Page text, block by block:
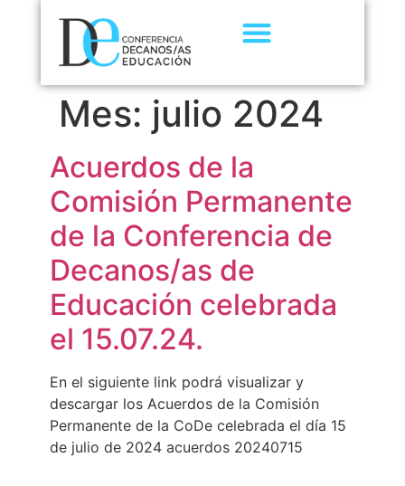
Mes: julio 2024
Acuerdos de la
Comisión Permanente
de la Conferencia de
Decanos/as de
Educación celebrada
el 15.07.24.
En el siguiente link podrá visualizar y
descargar los Acuerdos de la Comisión
Permanente de la CoDe celebrada el día 15
de julio de 2024 acuerdos 20240715